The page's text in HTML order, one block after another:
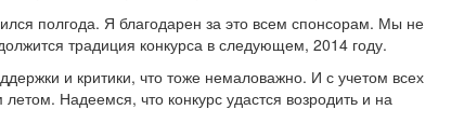
полгода. Я благодарен за это всем спонсорам. Мы не
традиция конкурса в следующем, 2014 году.
и критики, что тоже немаловажно. И с учетом всех
Надеемся, что конкурс удастся возродить и на